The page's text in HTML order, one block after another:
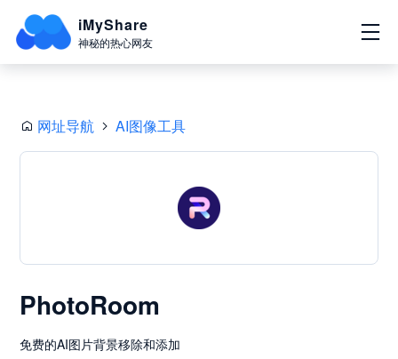
iMyShare
神秘的热心网友
网址导航 AI图像工具
PhotoRoom
免费的AI图片背景移除和添加